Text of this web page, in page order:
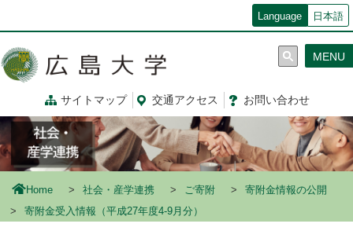
コ
ン
ツ
に
移
動
Language 日本語
サイトマップ 交通アクセス お問い合わせ
MENU
Home 社会・産学連携 ご寄附
寄附金情報の公開
寄附金受入情報（平成27年度4-9月分）